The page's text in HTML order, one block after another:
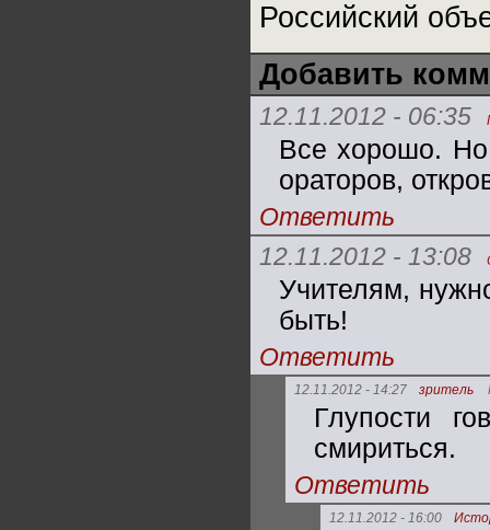
Российский
Добавить
12.11.2012 - 06:35
Все хорошо. Но
ораторов,
Ответить
12.11.2012 - 13:08
Учителям,
быть!
Ответить
12.11.2012 - 14:27 зритель
Глупости
смириться.
Ответить
12.11.2012 - 16:00